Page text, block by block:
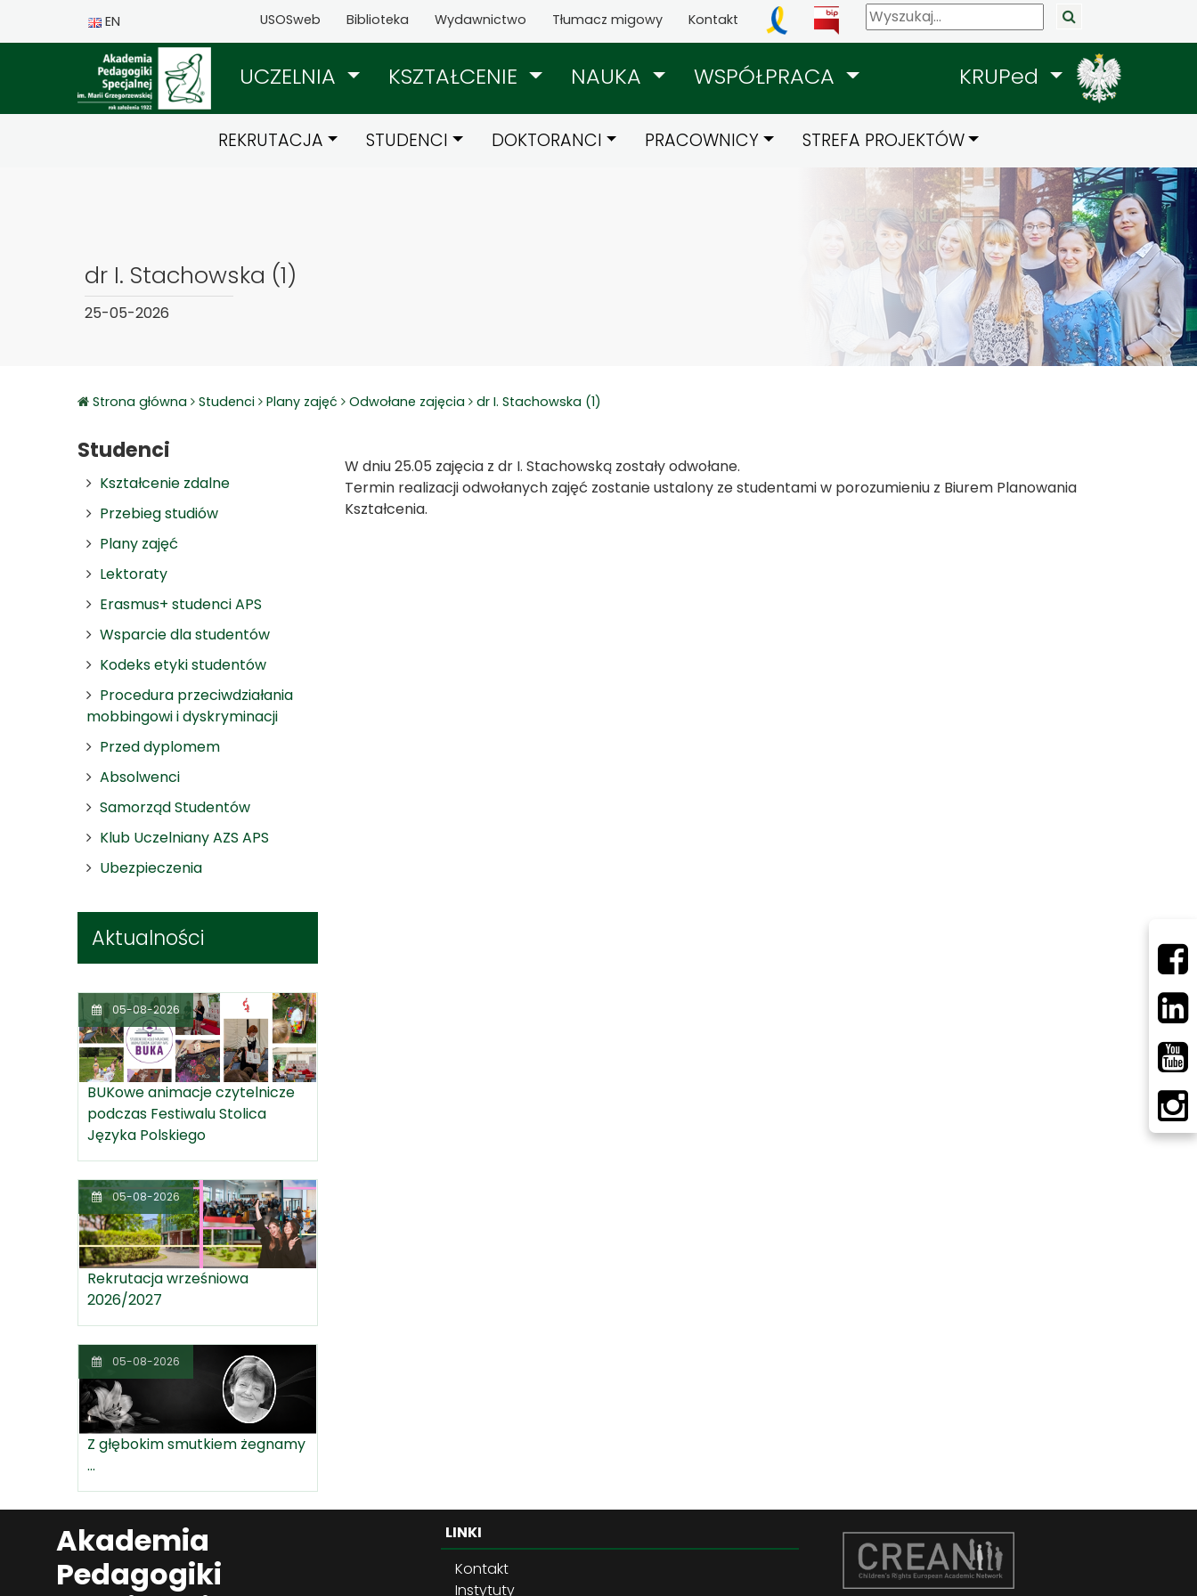
EN USOSweb Biblioteka Wydawnictwo Tłumacz migowy Kontakt
UCZELNIA KSZTAŁCENIE NAUKA WSPÓŁPRACA KRUPed
REKRUTACJA STUDENCI DOKTORANCI PRACOWNICY STREFA PROJEKTÓW
dr I. Stachowska (1)
25-05-2026
Strona główna Studenci Plany zajęć Odwołane zajęcia dr I. Stachowska (1)
Studenci
Kształcenie zdalne
Przebieg studiów
Plany zajęć
Lektoraty
Erasmus+ studenci APS
Wsparcie dla studentów
Kodeks etyki studentów
Procedura przeciwdziałania
mobbingowi i dyskryminacji
Przed dyplomem
Absolwenci
Samorząd Studentów
Klub Uczelniany AZS APS
Ubezpieczenia
Aktualności
05-08-2026
BUKowe animacje czytelnicze
podczas Festiwalu Stolica
Języka Polskiego
05-08-2026
Rekrutacja wrześniowa
2026/2027
05-08-2026
Z głębokim smutkiem żegnamy
...
W dniu 25.05 zajęcia z dr I. Stachowską zostały odwołane.
Termin realizacji odwołanych zajęć zostanie ustalony ze studentami w porozumieniu z Biurem Planowania
Kształcenia.
Akademia
Pedagogiki
LINKI
Kontakt
Instytuty